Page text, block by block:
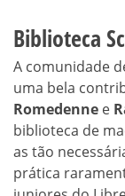
Biblioteca
A comunidade
uma bela
Romedenne e
biblioteca de
as tão
prática